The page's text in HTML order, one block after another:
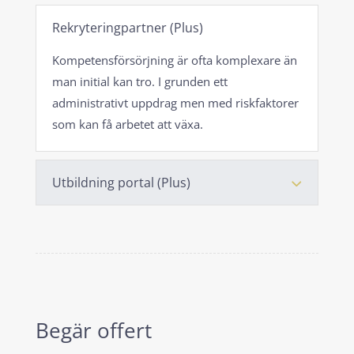
Rekryteringpartner (Plus)
Kompetensförsörjning är ofta komplexare än
man initial kan tro. I grunden ett
administrativt uppdrag men med riskfaktorer
som kan få arbetet att växa.
Utbildning portal (Plus)
Begär offert